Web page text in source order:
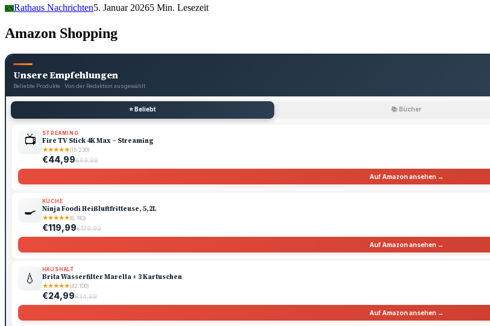
RNRathaus Nachrichten5. Januar 20265 Min. Lesezeit
Amazon Shopping
Unsere Empfehlungen
Beliebte Produkte · Von der Redaktion ausgewählt
⭐ Beliebt 📚 Bücher
📺 STREAMING
Fire TV Stick 4K Max – Streaming
★★★★★(15.230)
€44,99€69,99
Auf Amazon ansehen →
🍳
KÜCHE
Ninja Foodi Heißluftfritteuse, 5,2L
★★★★★(8.740)
€119,99€179,99
Auf Amazon ansehen →
💧
HAUSHALT
Brita Wasserfilter Marella + 3 Kartuschen
★★★★★(42.100)
€24,99€34,99
Auf Amazon ansehen →